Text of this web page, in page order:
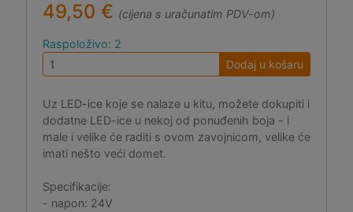
49,50 € (cijena s uračunatim PDV-om)
Raspoloživo: 2
Dodaj u košaru
Uz LED-ice koje se nalaze u kitu, možete dokupiti i
dodatne LED-ice u nekoj od ponuđenih boja - i
male i velike će raditi s ovom zavojnicom, velike će
imati nešto veći domet.
Specifikacije:
- napon: 24V